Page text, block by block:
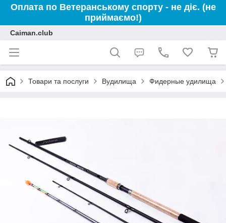
Оплата по Ветеранському спорту - не діє. (не
приймаємо!)
Caiman.club
Товари та послуги Вудилища Фидерные удилища